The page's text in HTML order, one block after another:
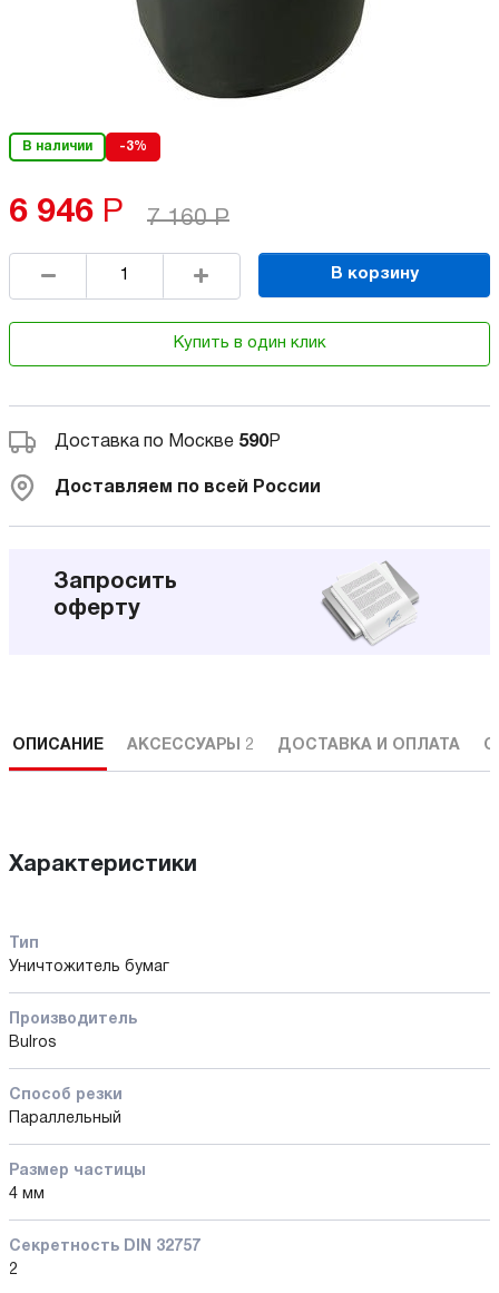
В наличии -3%
6 946 Р 7 160 Р
В корзину
Купить в один клик
Доставка по Москве 590Р
Доставляем по всей России
Запросить
оферту
ОПИСАНИЕ АКСЕССУАРЫ 2 ДОСТАВКА И ОПЛАТА
Характеристики
Тип
Уничтожитель бумаг
Производитель
Bulros
Способ резки
Параллельный
Размер частицы
4 мм
Секретность DIN 32757
2